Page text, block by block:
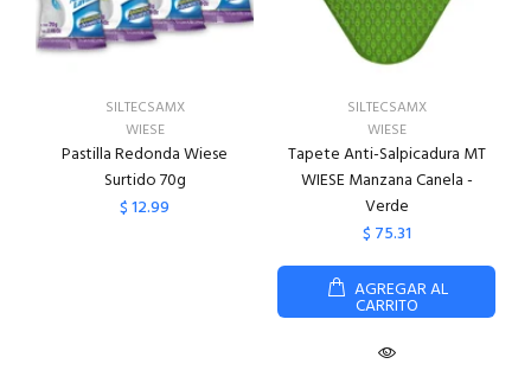
SILTECSAMX
WIESE
Pastilla Redonda Wiese
Surtido 70g
$ 12.99
SILTECSAMX
WIESE
Tapete Anti-Salpicadura MT
WIESE Manzana Canela -
Verde
$ 75.31
AGREGAR AL
CARRITO